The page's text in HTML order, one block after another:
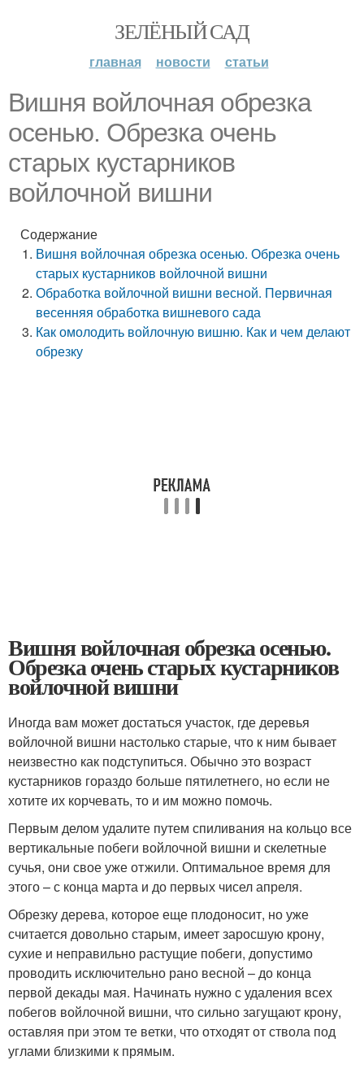
ЗЕЛЁНЫЙ САД
главная новости статьи
Вишня войлочная обрезка
осенью. Обрезка очень
старых кустарников
войлочной вишни
Содержание
Вишня войлочная обрезка осенью. Обрезка очень
старых кустарников войлочной вишни
Обработка войлочной вишни весной. Первичная
весенняя обработка вишневого сада
Как омолодить войлочную вишню. Как и чем делают
обрезку
Вишня войлочная обрезка осенью.
Обрезка очень старых кустарников
войлочной вишни
Иногда вам может достаться участок, где деревья
войлочной вишни настолько старые, что к ним бывает
неизвестно как подступиться. Обычно это возраст
кустарников гораздо больше пятилетнего, но если не
хотите их корчевать, то и им можно помочь.
Первым делом удалите путем спиливания на кольцо все
вертикальные побеги войлочной вишни и скелетные
сучья, они свое уже отжили. Оптимальное время для
этого – с конца марта и до первых чисел апреля.
Обрезку дерева, которое еще плодоносит, но уже
считается довольно старым, имеет заросшую крону,
сухие и неправильно растущие побеги, допустимо
проводить исключительно рано весной – до конца
первой декады мая. Начинать нужно с удаления всех
побегов войлочной вишни, что сильно загущают крону,
оставляя при этом те ветки, что отходят от ствола под
углами близкими к прямым.